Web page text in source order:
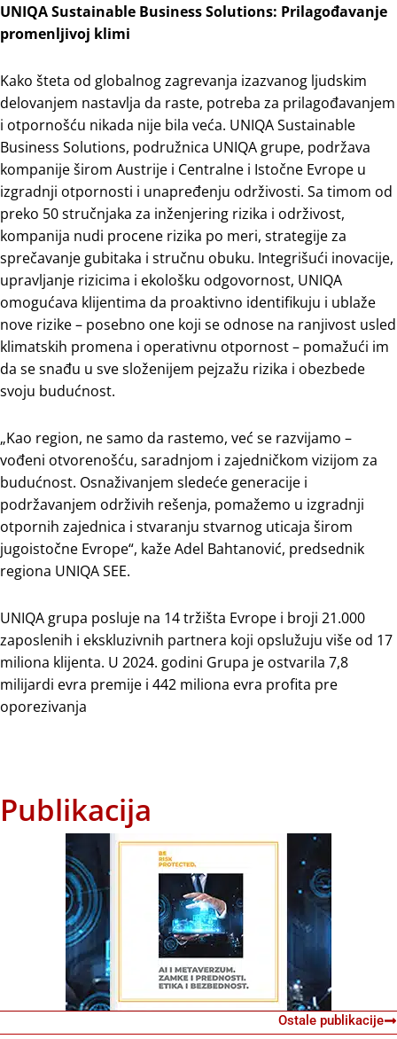
UNIQA Sustainable Business Solutions: Prilagođavanje
promenljivoj klimi
Kako šteta od globalnog zagrevanja izazvanog ljudskim
delovanjem nastavlja da raste, potreba za prilagođavanjem
i otpornošću nikada nije bila veća. UNIQA Sustainable
Business Solutions, podružnica UNIQA grupe, podržava
kompanije širom Austrije i Centralne i Istočne Evrope u
izgradnji otpornosti i unapređenju održivosti. Sa timom od
preko 50 stručnjaka za inženjering rizika i održivost,
kompanija nudi procene rizika po meri, strategije za
sprečavanje gubitaka i stručnu obuku. Integrišući inovacije,
upravljanje rizicima i ekološku odgovornost, UNIQA
omogućava klijentima da proaktivno identifikuju i ublaže
nove rizike – posebno one koji se odnose na ranjivost usled
klimatskih promena i operativnu otpornost – pomažući im
da se snađu u sve složenijem pejzažu rizika i obezbede
svoju budućnost.
„Kao region, ne samo da rastemo, već se razvijamo –
vođeni otvorenošću, saradnjom i zajedničkom vizijom za
budućnost. Osnaživanjem sledeće generacije i
podržavanjem održivih rešenja, pomažemo u izgradnji
otpornih zajednica i stvaranju stvarnog uticaja širom
jugoistočne Evrope“, kaže Adel Bahtanović, predsednik
regiona UNIQA SEE.
UNIQA grupa posluje na 14 tržišta Evrope i broji 21.000
zaposlenih i ekskluzivnih partnera koji opslužuju više od 17
miliona klijenta. U 2024. godini Grupa je ostvarila 7,8
milijardi evra premije i 442 miliona evra profita pre
oporezivanja
Publikacija
Ostale publikacije